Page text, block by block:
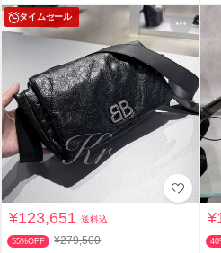
タイムセール
¥123,651送料込
55%OFF ¥279,500